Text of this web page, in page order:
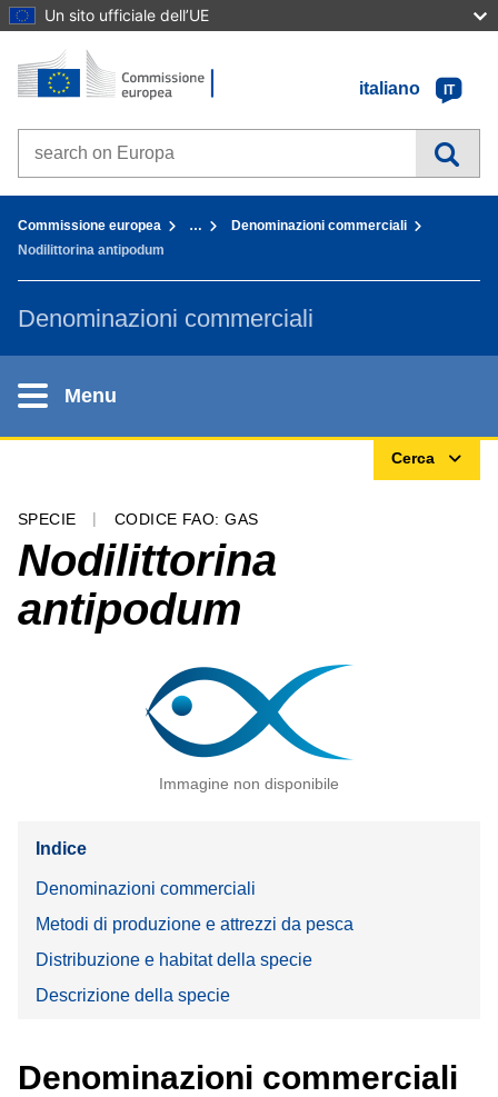
Un sito ufficiale dell’UE
Vai al contenuto
Home - Commissione europea
italiano
IT
Search on Europa websites
Commissione europea …
Denominazioni commerciali
Nodilittorina antipodum
Denominazioni commerciali
Menu
Cerca
SPECIE CODICE FAO: GAS
Nodilittorina
antipodum
Immagine non disponibile
Indice
Denominazioni commerciali
Metodi di produzione e attrezzi da pesca
Distribuzione e habitat della specie
Descrizione della specie
Denominazioni commerciali